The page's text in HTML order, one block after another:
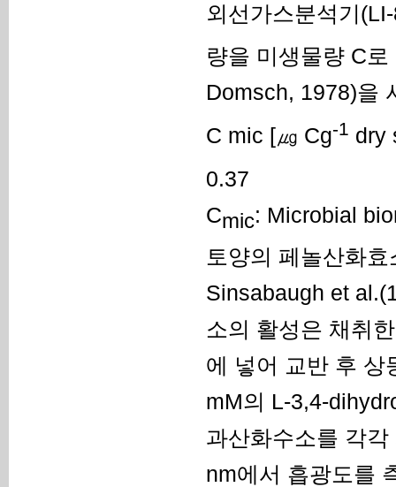
외선가스분석기
량을 미생물량 C
Domsch, 1978)을
C mic [㎍ Cg-1 dry
0.37
Cmic: Microbial
토양의 페놀산화
Sinsabaugh et
소의 활성은 채취
에 넣어 교반 후 상
mM의 L-3,4-
과산화수소를 각
nm에서 흡광도를